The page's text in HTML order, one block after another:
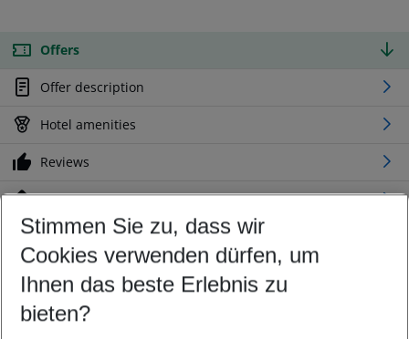
Offers
Offer description
Hotel amenities
Reviews
Location
Customize your offer
Find the perfect deal which suits your best
Your departure airport
Any airport
Stimmen Sie zu, dass wir
Cookies verwenden dürfen, um
Ihnen das beste Erlebnis zu
bieten?